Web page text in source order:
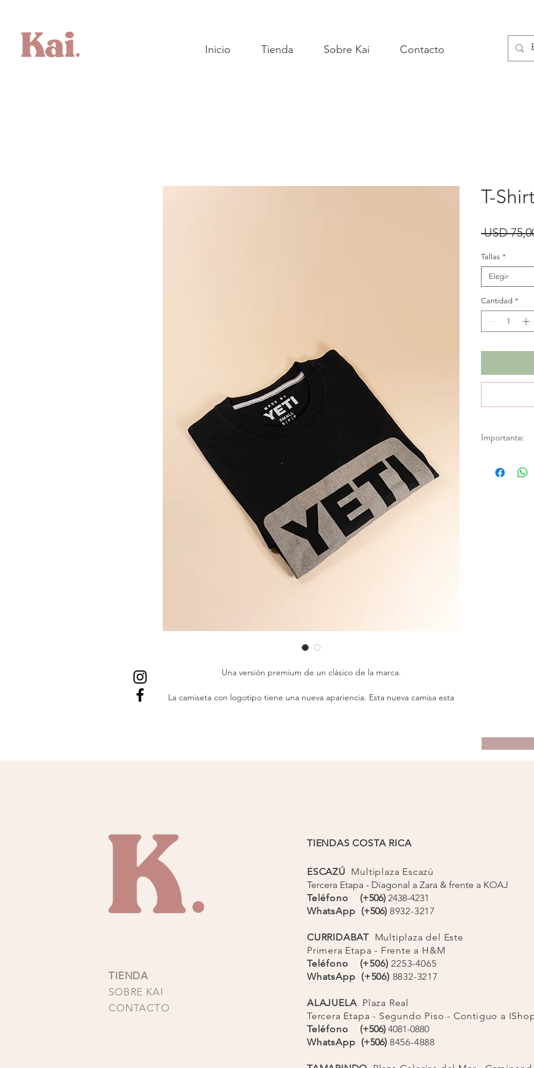
Inicio Tienda Sobre Kai Contacto
Una versión premium de un clásico de la marca.
La camiseta con logotipo tiene una nueva apariencia. Esta nueva camisa esta
T-Shirt
USD
Tallas *
Elegir
Cantidad *
Importante:
Aplica
TIENDA
SOBRE KAI
CONTACTO
TIENDAS COSTA RICA
ESCAZÚ Multiplaza Escazú
Tercera Etapa - Diagonal a Zara & frente a KOAJ
Teléfono (+506)2438-4231
WhatsApp (+506) 8932-3217
CURRIDABAT Multiplaza del Este
Primera Etapa - Frente a H&M
Teléfono (+506)2253-4065
WhatsApp (+506) 8832-3217
ALAJUELA Plaza Real
Tercera Etapa - Segundo Piso - Contiguo a
Teléfono (+506)4081-0880
WhatsApp (+506) 8456-4888